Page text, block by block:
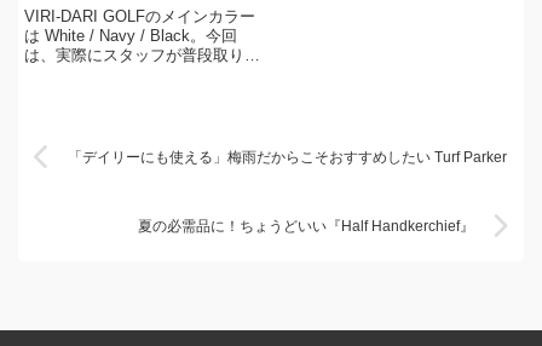
VIRI-DARI GOLFのメインカラー
は White / Navy / Black。今回
は、実際にスタッフが普段取り入
「デイリーにも使える」梅雨だからこそおすすめしたい Turf Parker
夏の必需品に！ちょうどいい『Half Handkerchief』